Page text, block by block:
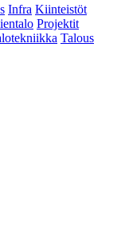
Infra Kiinteistöt
Projektit
Talous